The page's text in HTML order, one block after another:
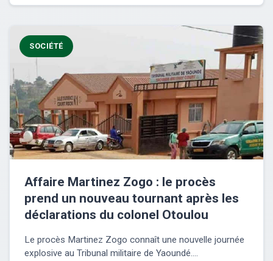
SOCIÉTÉ
Affaire Martinez Zogo : le procès
prend un nouveau tournant après les
déclarations du colonel Otoulou
Le procès Martinez Zogo connaît une nouvelle journée
explosive au Tribunal militaire de Yaoundé....